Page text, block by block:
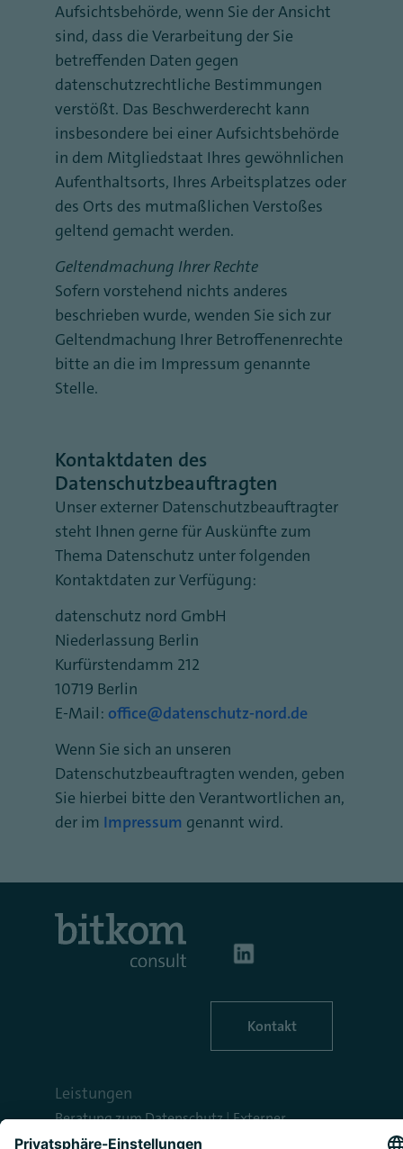
Aufsichtsbehörde, wenn Sie der Ansicht
sind, dass die Verarbeitung der Sie
betreffenden Daten gegen
datenschutzrechtliche Bestimmungen
verstößt. Das Beschwerderecht kann
insbesondere bei einer Aufsichtsbehörde
in dem Mitgliedstaat Ihres gewöhnlichen
Aufenthaltsorts, Ihres Arbeitsplatzes oder
des Orts des mutmaßlichen Verstoßes
geltend gemacht werden.
Geltendmachung Ihrer Rechte
Sofern vorstehend nichts anderes
beschrieben wurde, wenden Sie sich zur
Geltendmachung Ihrer Betroffenenrechte
bitte an die im Impressum genannte
Stelle.
Kontaktdaten des
Datenschutzbeauftragten
Unser externer Datenschutzbeauftragter
steht Ihnen gerne für Auskünfte zum
Thema Datenschutz unter folgenden
Kontaktdaten zur Verfügung:
datenschutz nord GmbH
Niederlassung Berlin
Kurfürstendamm 212
10719 Berlin
E-Mail: office@datenschutz-nord.de
Wenn Sie sich an unseren
Datenschutzbeauftragten wenden, geben
Sie hierbei bitte den Verantwortlichen an,
der im Impressum genannt wird.
Kontakt
Leistungen
Beratung zum Datenschutz|Externer
Datenschutzbeauftragter